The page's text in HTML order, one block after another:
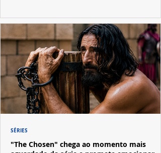
"The Chosen" chega ao momento mais
SÉRIES